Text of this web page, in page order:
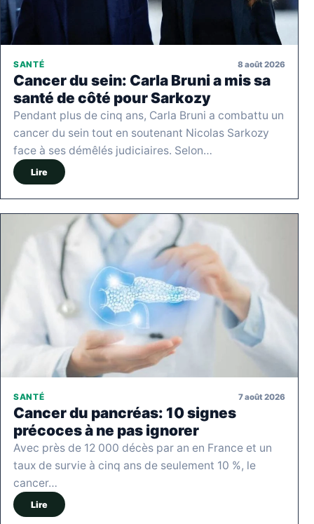
SANTÉ 8 août 2026
Cancer du sein: Carla Bruni a mis sa
santé de côté pour Sarkozy
Pendant plus de cinq ans, Carla Bruni a combattu un
cancer du sein tout en soutenant Nicolas Sarkozy
face à ses démêlés judiciaires. Selon…
Lire
SANTÉ 7 août 2026
Cancer du pancréas: 10 signes
précoces à ne pas ignorer
Avec près de 12 000 décès par an en France et un
taux de survie à cinq ans de seulement 10 %, le
cancer…
Lire